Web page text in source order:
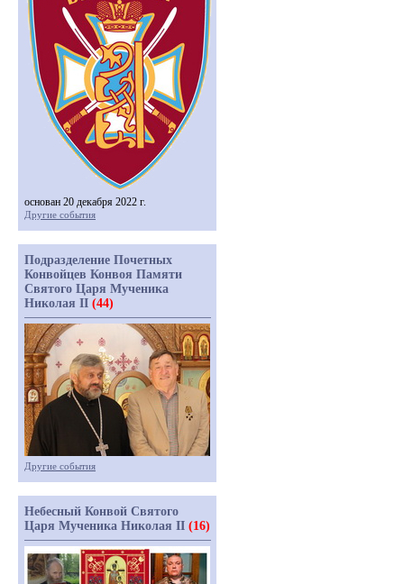
основан 20 декабря 2022 г.
Другие события
Подразделение Почетных
Конвойцев Конвоя Памяти
Святого Царя Мученика
Николая II (44)
Другие события
Небесный Конвой Святого
Царя Мученика Николая II (16)